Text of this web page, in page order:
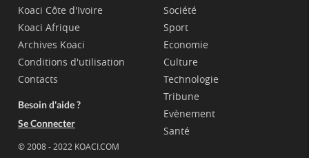
Koaci Côte d'Ivoire
Koaci Afrique
Archives Koaci
Conditions d'utilisation
Contacts
Besoin d'aide ?
Se Connecter
© 2008 - 2022 KOACI.COM
Société
Sport
Economie
Culture
Technologie
Tribune
Evènement
Santé